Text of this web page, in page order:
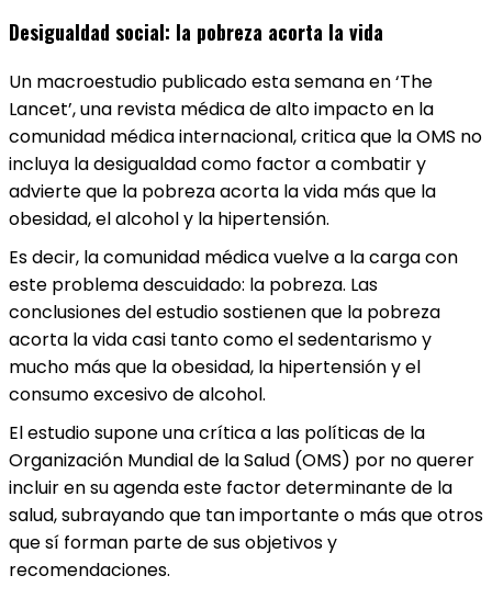
Desigualdad social: la pobreza acorta la vida
Un macroestudio publicado esta semana en ‘The
Lancet’, una revista médica de alto impacto en la
comunidad médica internacional, critica que la OMS no
incluya la desigualdad como factor a combatir y
advierte que la pobreza acorta la vida más que la
obesidad, el alcohol y la hipertensión.
Es decir, la comunidad médica vuelve a la carga con
este problema descuidado: la pobreza. Las
conclusiones del estudio sostienen que la pobreza
acorta la vida casi tanto como el sedentarismo y
mucho más que la obesidad, la hipertensión y el
consumo excesivo de alcohol.
El estudio supone una crítica a las políticas de la
Organización Mundial de la Salud (OMS) por no querer
incluir en su agenda este factor determinante de la
salud, subrayando que tan importante o más que otros
que sí forman parte de sus objetivos y
recomendaciones.